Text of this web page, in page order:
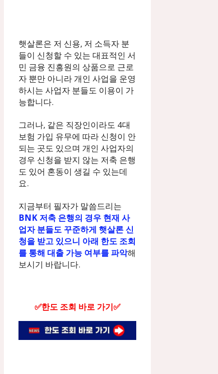
햇살론은 저 신용, 저 소득자 분
들이 신청할 수 있는 대표적인 서
민 금융 진흥원의 상품으로 근로
자 뿐만 아니라 개인 사업을 운영
하시는 사업자 분들도 이용이 가
능합니다.
그러나, 같은 직장인이라도 4대
보험 가입 유무에 따라 신청이 안
되는 곳도 있으며 개인 사업자의
경우 신청을 받지 않는 저축 은행
도 있어 혼동이 생길 수 있는데
요.
지금부터 필자가 말씀드리는
BNK 저축 은행의 경우 현재 사
업자 분들도 꾸준하게 햇살론 신
청을 받고 있으니 아래 한도 조회
를 통해 대출 가능 여부를 파악해
보시기 바랍니다.
✅한도 조회 바로 가기✅